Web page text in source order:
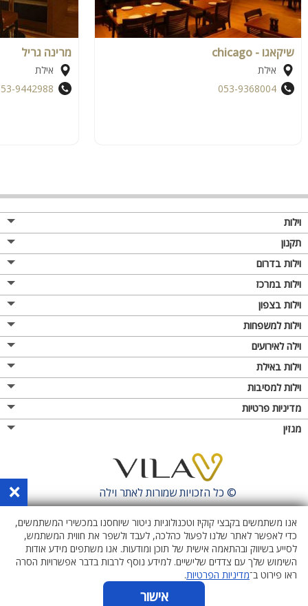
שיקאגו - chicago
אילת
053-9368004
מרינה גריל
אילת
9442988
וילות
תקנון
וילות בדרום
וילות במרכז
וילות בצפון
וילות למשפחות
וילה לאירועים
וילות באילת
וילות למסיבות
מדיניות פרטיות
מגזין
© כל הזכויות שמורות לאתרוילה ×
אנו משתמשים בקבצי קוקיז וטכנולוגיות ניטור שיוחסנו במכשירי המשתמשים,
כדי לאפשר לאתר שלנו לפעול כהלכה, לעבד ולשפר את חווית המשתמש,
לסייע בשיווק ובהתאמה אישית של תוכן ומודעות. אנו משתפים מידע אודות
השימוש שלך עם צדדים שלישיים. למידע נוסף לרבות בדבר אפשרויות הסרה
ראו פירוט ב־מדיניות הפרטיות.
אישור